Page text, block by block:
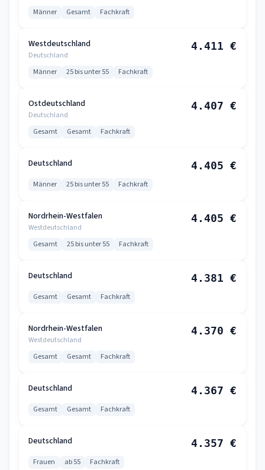
Männer Gesamt Fachkraft
Westdeutschland
Deutschland
4.411 €
Männer 25 bis unter 55 Fachkraft
Ostdeutschland
Deutschland
4.407 €
Gesamt Gesamt Fachkraft
Deutschland 4.405 €
Männer 25 bis unter 55 Fachkraft
Nordrhein-Westfalen
Westdeutschland
4.405 €
Gesamt 25 bis unter 55 Fachkraft
Deutschland 4.381 €
Gesamt Gesamt Fachkraft
Nordrhein-Westfalen
Westdeutschland
4.370 €
Gesamt Gesamt Fachkraft
Deutschland 4.367 €
Gesamt Gesamt Fachkraft
Deutschland 4.357 €
Frauen ab 55 Fachkraft